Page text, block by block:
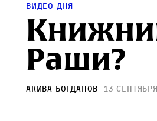
Видео дня
Раши?
Акива Богданов 13